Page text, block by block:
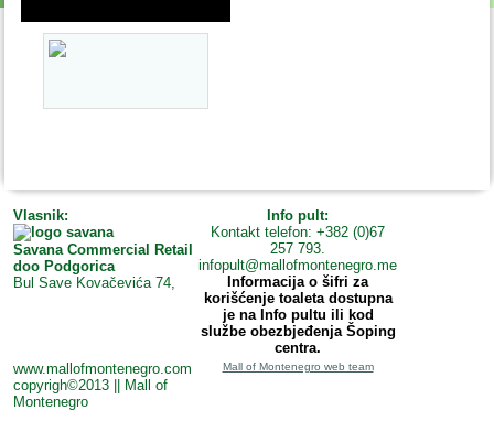
Vlasnik:
Savana Commercial Retail
doo Podgorica
Bul Save Kovačevića 74,
Info pult:
Kontakt telefon: +382 (0)67
257 793.
infopult@mallofmontenegro.me
Informacija o šifri za
korišćenje toaleta dostupna
je na Info pultu ili kod
službe obezbjeđenja Šoping
centra.
www.mallofmontenegro.com
copyrigh©2013 || Mall of
Montenegro
Mall of Montenegro web team